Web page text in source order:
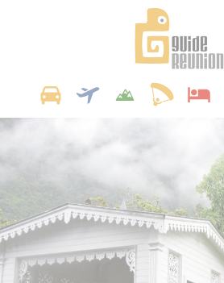
Panneau de gestion des cookies